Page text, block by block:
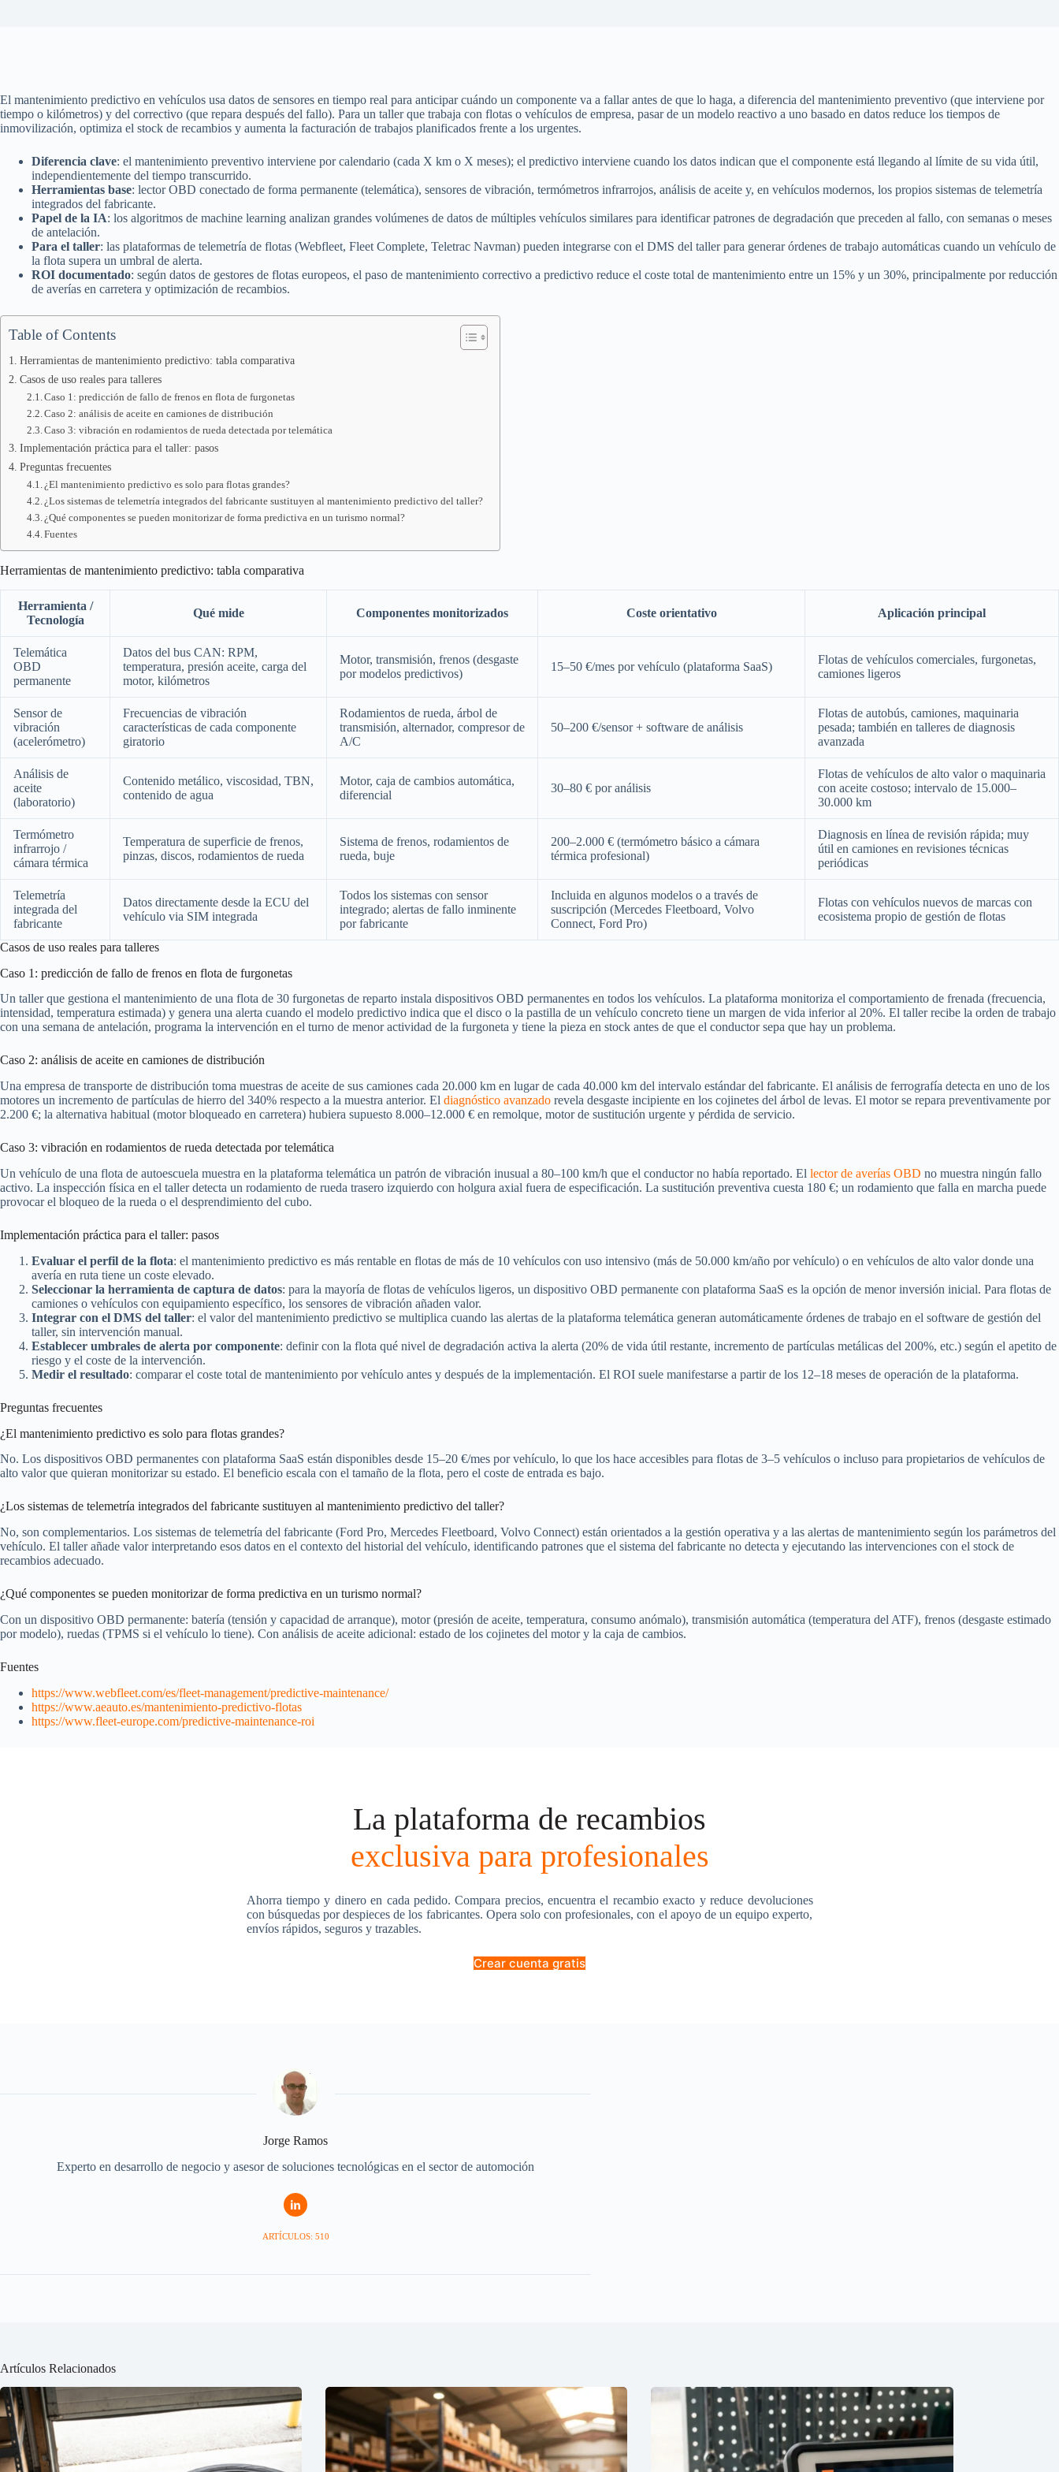
El mantenimiento predictivo en vehículos usa datos de sensores en tiempo real para anticipar cuándo un componente va a fallar antes de que lo haga, a diferencia del mantenimiento preventivo (que interviene por
tiempo o kilómetros) y del correctivo (que repara después del fallo). Para un taller que trabaja con flotas o vehículos de empresa, pasar de un modelo reactivo a uno basado en datos reduce los tiempos de
inmovilización, optimiza el stock de recambios y aumenta la facturación de trabajos planificados frente a los urgentes.
Diferencia clave: el mantenimiento preventivo interviene por calendario (cada X km o X meses); el predictivo interviene cuando los datos indican que el componente está llegando al límite de su vida útil,
independientemente del tiempo transcurrido.
Herramientas base: lector OBD conectado de forma permanente (telemática), sensores de vibración, termómetros infrarrojos, análisis de aceite y, en vehículos modernos, los propios sistemas de telemetría
integrados del fabricante.
Papel de la IA: los algoritmos de machine learning analizan grandes volúmenes de datos de múltiples vehículos similares para identificar patrones de degradación que preceden al fallo, con semanas o meses
de antelación.
Para el taller: las plataformas de telemetría de flotas (Webfleet, Fleet Complete, Teletrac Navman) pueden integrarse con el DMS del taller para generar órdenes de trabajo automáticas cuando un vehículo de
la flota supera un umbral de alerta.
ROI documentado: según datos de gestores de flotas europeos, el paso de mantenimiento correctivo a predictivo reduce el coste total de mantenimiento entre un 15% y un 30%, principalmente por reducción
de averías en carretera y optimización de recambios.
Table of Contents
Herramientas de mantenimiento predictivo: tabla comparativa
Casos de uso reales para talleres
Caso 1: predicción de fallo de frenos en flota de furgonetas
Caso 2: análisis de aceite en camiones de distribución
Caso 3: vibración en rodamientos de rueda detectada por telemática
Implementación práctica para el taller: pasos
Preguntas frecuentes
¿El mantenimiento predictivo es solo para flotas grandes?
¿Los sistemas de telemetría integrados del fabricante sustituyen al mantenimiento predictivo del taller?
¿Qué componentes se pueden monitorizar de forma predictiva en un turismo normal?
Fuentes
Herramientas de mantenimiento predictivo: tabla comparativa
Herramienta /
Tecnología
Qué mide Componentes monitorizados Coste orientativo Aplicación principal
Telemática
OBD
permanente
Datos del bus CAN: RPM,
temperatura, presión aceite, carga del
motor, kilómetros
Motor, transmisión, frenos (desgaste
por modelos predictivos)
15–50 €/mes por vehículo (plataforma SaaS)
Flotas de vehículos comerciales, furgonetas,
camiones ligeros
Sensor de
vibración
(acelerómetro)
Frecuencias de vibración
características de cada componente
giratorio
Rodamientos de rueda, árbol de
transmisión, alternador, compresor de
A/C
50–200 €/sensor + software de análisis
Flotas de autobús, camiones, maquinaria
pesada; también en talleres de diagnosis
avanzada
Análisis de
aceite
(laboratorio)
Contenido metálico, viscosidad, TBN,
contenido de agua
Motor, caja de cambios automática,
diferencial
30–80 € por análisis
Flotas de vehículos de alto valor o maquinaria
con aceite costoso; intervalo de 15.000–
30.000 km
Termómetro
infrarrojo /
cámara térmica
Temperatura de superficie de frenos,
pinzas, discos, rodamientos de rueda
Sistema de frenos, rodamientos de
rueda, buje
200–2.000 € (termómetro básico a cámara
térmica profesional)
Diagnosis en línea de revisión rápida; muy
útil en camiones en revisiones técnicas
periódicas
Telemetría
integrada del
fabricante
Datos directamente desde la ECU del
vehículo via SIM integrada
Todos los sistemas con sensor
integrado; alertas de fallo inminente
por fabricante
Incluida en algunos modelos o a través de
suscripción (Mercedes Fleetboard, Volvo
Connect, Ford Pro)
Flotas con vehículos nuevos de marcas con
ecosistema propio de gestión de flotas
Casos de uso reales para talleres
Caso 1: predicción de fallo de frenos en flota de furgonetas
Un taller que gestiona el mantenimiento de una flota de 30 furgonetas de reparto instala dispositivos OBD permanentes en todos los vehículos. La plataforma monitoriza el comportamiento de frenada (frecuencia,
intensidad, temperatura estimada) y genera una alerta cuando el modelo predictivo indica que el disco o la pastilla de un vehículo concreto tiene un margen de vida inferior al 20%. El taller recibe la orden de trabajo
con una semana de antelación, programa la intervención en el turno de menor actividad de la furgoneta y tiene la pieza en stock antes de que el conductor sepa que hay un problema.
Caso 2: análisis de aceite en camiones de distribución
Una empresa de transporte de distribución toma muestras de aceite de sus camiones cada 20.000 km en lugar de cada 40.000 km del intervalo estándar del fabricante. El análisis de ferrografía detecta en uno de los
motores un incremento de partículas de hierro del 340% respecto a la muestra anterior. El diagnóstico avanzado revela desgaste incipiente en los cojinetes del árbol de levas. El motor se repara preventivamente por
2.200 €; la alternativa habitual (motor bloqueado en carretera) hubiera supuesto 8.000–12.000 € en remolque, motor de sustitución urgente y pérdida de servicio.
Caso 3: vibración en rodamientos de rueda detectada por telemática
Un vehículo de una flota de autoescuela muestra en la plataforma telemática un patrón de vibración inusual a 80–100 km/h que el conductor no había reportado. El lector de averías OBD no muestra ningún fallo
activo. La inspección física en el taller detecta un rodamiento de rueda trasero izquierdo con holgura axial fuera de especificación. La sustitución preventiva cuesta 180 €; un rodamiento que falla en marcha puede
provocar el bloqueo de la rueda o el desprendimiento del cubo.
Implementación práctica para el taller: pasos
Evaluar el perfil de la flota: el mantenimiento predictivo es más rentable en flotas de más de 10 vehículos con uso intensivo (más de 50.000 km/año por vehículo) o en vehículos de alto valor donde una
avería en ruta tiene un coste elevado.
Seleccionar la herramienta de captura de datos: para la mayoría de flotas de vehículos ligeros, un dispositivo OBD permanente con plataforma SaaS es la opción de menor inversión inicial. Para flotas de
camiones o vehículos con equipamiento específico, los sensores de vibración añaden valor.
Integrar con el DMS del taller: el valor del mantenimiento predictivo se multiplica cuando las alertas de la plataforma telemática generan automáticamente órdenes de trabajo en el software de gestión del
taller, sin intervención manual.
Establecer umbrales de alerta por componente: definir con la flota qué nivel de degradación activa la alerta (20% de vida útil restante, incremento de partículas metálicas del 200%, etc.) según el apetito de
riesgo y el coste de la intervención.
Medir el resultado: comparar el coste total de mantenimiento por vehículo antes y después de la implementación. El ROI suele manifestarse a partir de los 12–18 meses de operación de la plataforma.
Preguntas frecuentes
¿El mantenimiento predictivo es solo para flotas grandes?
No. Los dispositivos OBD permanentes con plataforma SaaS están disponibles desde 15–20 €/mes por vehículo, lo que los hace accesibles para flotas de 3–5 vehículos o incluso para propietarios de vehículos de
alto valor que quieran monitorizar su estado. El beneficio escala con el tamaño de la flota, pero el coste de entrada es bajo.
¿Los sistemas de telemetría integrados del fabricante sustituyen al mantenimiento predictivo del taller?
No, son complementarios. Los sistemas de telemetría del fabricante (Ford Pro, Mercedes Fleetboard, Volvo Connect) están orientados a la gestión operativa y a las alertas de mantenimiento según los parámetros del
vehículo. El taller añade valor interpretando esos datos en el contexto del historial del vehículo, identificando patrones que el sistema del fabricante no detecta y ejecutando las intervenciones con el stock de
recambios adecuado.
¿Qué componentes se pueden monitorizar de forma predictiva en un turismo normal?
Con un dispositivo OBD permanente: batería (tensión y capacidad de arranque), motor (presión de aceite, temperatura, consumo anómalo), transmisión automática (temperatura del ATF), frenos (desgaste estimado
por modelo), ruedas (TPMS si el vehículo lo tiene). Con análisis de aceite adicional: estado de los cojinetes del motor y la caja de cambios.
Fuentes
https://www.webfleet.com/es/fleet-management/predictive-maintenance/
https://www.aeauto.es/mantenimiento-predictivo-flotas
https://www.fleet-europe.com/predictive-maintenance-roi
La plataforma de recambios
exclusiva para profesionales
Ahorra tiempo y dinero en cada pedido. Compara precios, encuentra el recambio exacto y reduce devoluciones
con búsquedas por despieces de los fabricantes. Opera solo con profesionales, con el apoyo de un equipo experto,
envíos rápidos, seguros y trazables.
Crear cuenta gratis
Jorge Ramos
Experto en desarrollo de negocio y asesor de soluciones tecnológicas en el sector de automoción
ARTÍCULOS: 510
Artículos Relacionados